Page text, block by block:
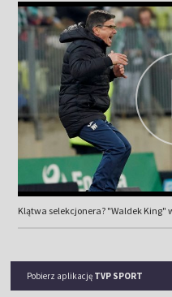
Klątwa selekcjonera? "Waldek King"
Pobierz aplikację TVP SPORT